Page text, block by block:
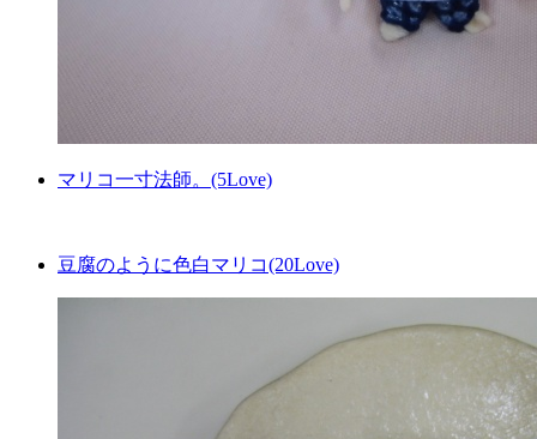
マリコ一寸法師。(5Love)
豆腐のように色白マリコ(20Love)